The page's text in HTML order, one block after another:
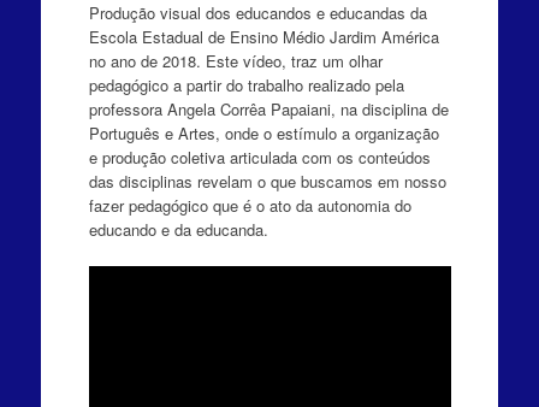
Produção visual dos educandos e educandas da
Escola Estadual de Ensino Médio Jardim América
no ano de 2018. Este vídeo, traz um olhar
pedagógico a partir do trabalho realizado pela
professora Angela Corrêa Papaiani, na disciplina de
Português e Artes, onde o estímulo a organização
e produção coletiva articulada com os conteúdos
das disciplinas revelam o que buscamos em nosso
fazer pedagógico que é o ato da autonomia do
educando e da educanda.